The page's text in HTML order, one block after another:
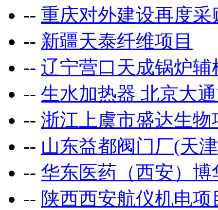
-- 重庆对外建设再度
-- 新疆天泰纤维项目
-- 辽宁营口天成锅炉辅
-- 生水加热器 北京大
-- 浙江上虞市盛达生物
-- 山东益都阀门厂(天
-- 华东医药（西安）博
-- 陕西西安航仪机电项